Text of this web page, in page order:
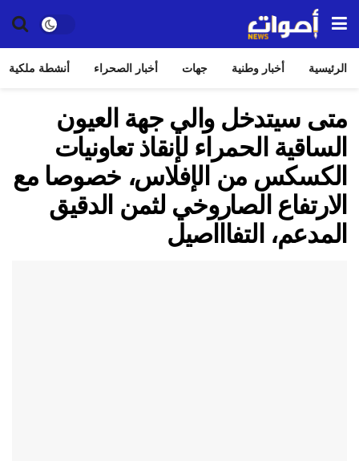
الرئيسية أخبار وطنية جهات أخبار الصحراء أنشطة ملكية
متى سيتدخل والي جهة العيون
الساقية الحمراء لإنقاذ تعاونيات
الكسكس من الإفلاس، خصوصا مع
الارتفاع الصاروخي لثمن الدقيق
المدعم، التفاااصيل